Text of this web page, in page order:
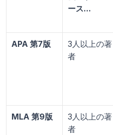
ース...
APA 第7版
3人以上の著
者
MLA 第9版
3人以上の著
者